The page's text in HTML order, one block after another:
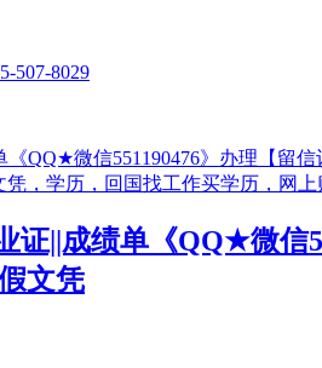
507-8029
证||成绩单《QQ★微信
文凭